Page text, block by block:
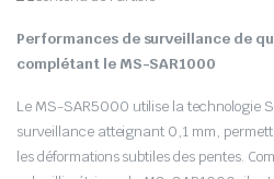
Performances de surveillance de
complétant le MS-SAR1000
Le MS-SAR5000 utilise la technologie
surveillance atteignant 0,1 mm,
les déformations subtiles des pentes.